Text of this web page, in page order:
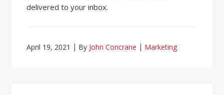
delivered to your inbox.
April 19, 2021 By John Concrane Marketing